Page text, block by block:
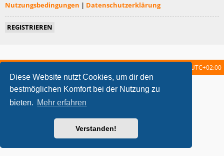
Diese Website nutzt Cookies, um dir den
bestmöglichen Komfort bei der Nutzung zu
bieten. Mehr erfahren
Verstanden!
Nutzungsbedingungen | Datenschutzerklärung
REGISTRIEREN
UTC+02:00
metrolike style by Eric Seguin Updated for phpBB3.2 by
Powered byphpBB ® Forum Software © phpBB Limited
Deutsche Übersetzung durch